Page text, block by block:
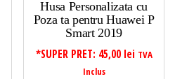
Husa Personalizata cu
Poza ta pentru Huawei P
Smart 2019
*SUPER PRET: 45,00 lei TVA
Inclus